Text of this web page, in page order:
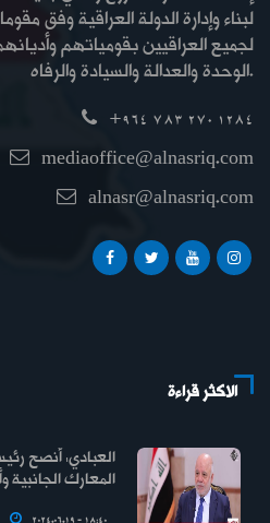
لبناء وإدارة الدولة العراقية وفق
لجميع العراقيين بقومياتهم
الوحدة والعدالة والسيادة والرفاه.
+964 783 270 1284
mediaoffice@alnasriq.com
alnasr@alnasriq.com
الاكثر قراءة
العبادي: أنصح
المعارك الجانبية